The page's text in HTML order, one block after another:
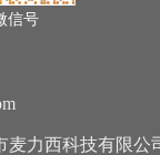
信号
麦力西科技有限公